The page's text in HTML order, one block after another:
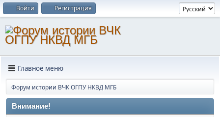
Войти Регистрация
Главное меню
Форум истории ВЧК ОГПУ НКВД МГБ
Внимание!